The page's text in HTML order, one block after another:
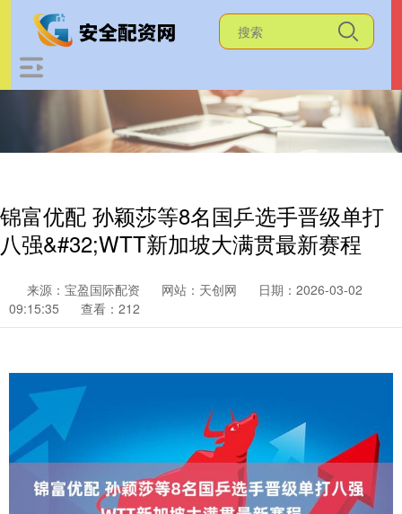
锦富优配 孙颖莎等8名国乒选手晋级单打
八强&#32;WTT新加坡大满贯最新赛程
来源：宝盈国际配资 网站：天创网
日期：2026-03-02
09:15:35
查看：212